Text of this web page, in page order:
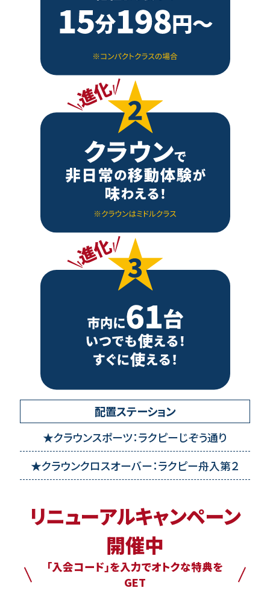
配置ステーション
クラウンスポーツ：ラクピーじぞう通り
クラウンクロスオーバー：ラクピー舟入第２
リニューアルキャンペーン
開催中
「入会コード」を入力でオトクな特典を
GET